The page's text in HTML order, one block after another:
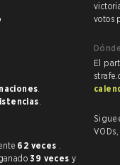
.
.
62 veces .
39 veces y
votos
El
Sigue